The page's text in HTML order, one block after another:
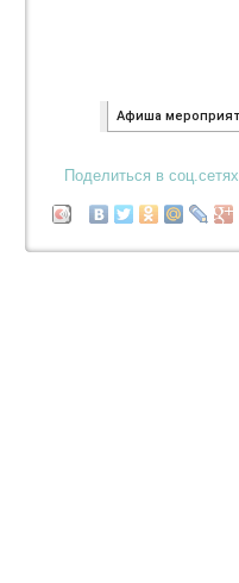
Поделиться в соц.сетях